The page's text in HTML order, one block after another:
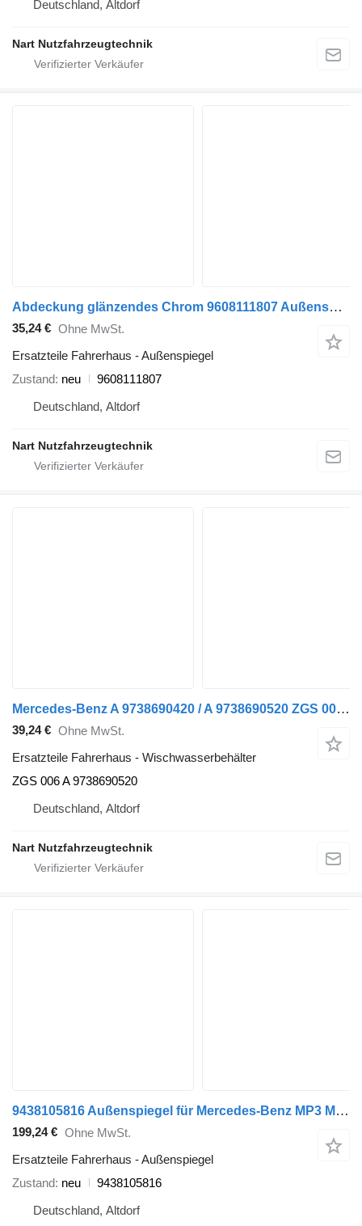
Deutschland, Altdorf
Nart Nutzfahrzeugtechnik
Abdeckung glänzendes Chrom 9608111807 Außenspiegel für Mercedes-Benz MP4 Sattelzugmaschine
35,24 € Ohne MwSt.
Ersatzteile Fahrerhaus - Außenspiegel
Zustand neu
9608111807
Deutschland, Altdorf
Nart Nutzfahrzeugtechnik
Mercedes-Benz A 9738690420 / A 9738690520 ZGS 006 Wischwasserbehälter für Sattelzugmaschine
39,24 € Ohne MwSt.
Ersatzteile Fahrerhaus - Wischwasserbehälter
ZGS 006 A 9738690520
Deutschland, Altdorf
Nart Nutzfahrzeugtechnik
9438105816 Außenspiegel für Mercedes-Benz MP3 Megaspace Sattelzugmaschine
199,24 € Ohne MwSt.
Ersatzteile Fahrerhaus - Außenspiegel
Zustand neu
9438105816
Deutschland, Altdorf